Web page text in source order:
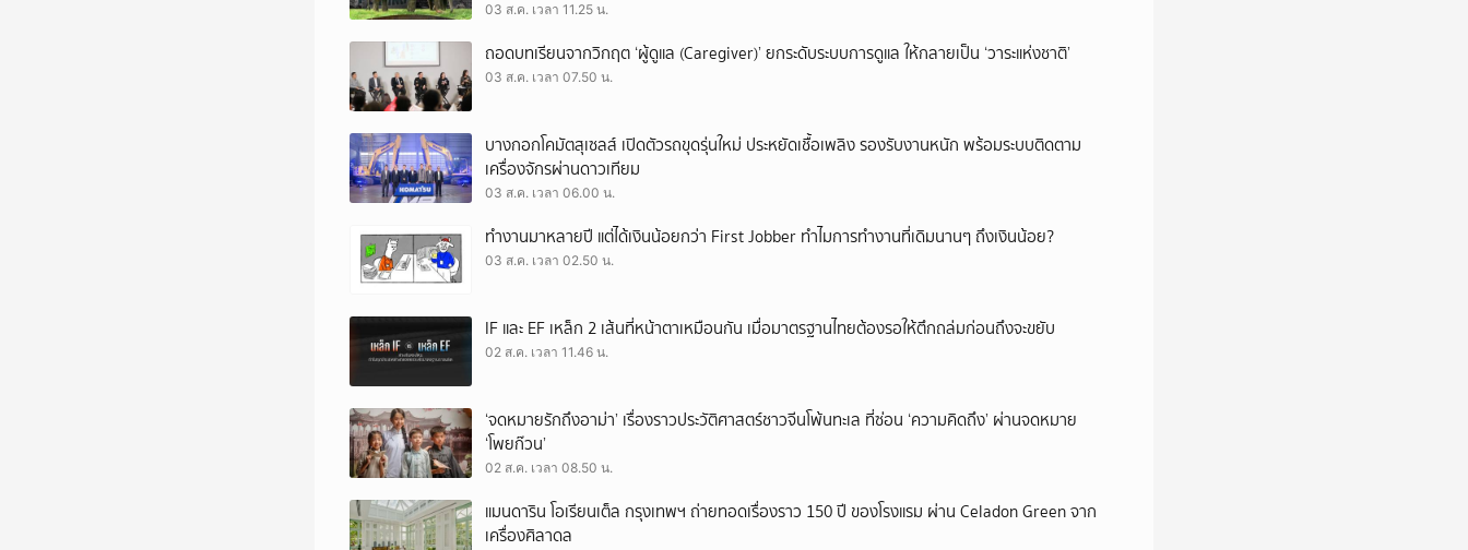
03 ส.ค. เวลา 11.25 น.
ถอดบทเรียนจากวิกฤต ‘ผู้ดูแล (Caregiver)’ ยกระดับระบบการดูแล ให้กลายเป็น ‘วาระแห่งชาติ’
03 ส.ค. เวลา 07.50 น.
บางกอกโคมัตสุเซลส์ เปิดตัวรถขุดรุ่นใหม่ ประหยัดเชื้อเพลิง รองรับงานหนัก พร้อมระบบติดตาม
เครื่องจักรผ่านดาวเทียม
03 ส.ค. เวลา 06.00 น.
ทำงานมาหลายปี แต่ได้เงินน้อยกว่า First Jobber ทำไมการทำงานที่เดิมนานๆ ถึงเงินน้อย?
03 ส.ค. เวลา 02.50 น.
IF และ EF เหล็ก 2 เส้นที่หน้าตาเหมือนกัน เมื่อมาตรฐานไทยต้องรอให้ตึกถล่มก่อนถึงจะขยับ
02 ส.ค. เวลา 11.46 น.
‘จดหมายรักถึงอาม่า’ เรื่องราวประวัติศาสตร์ชาวจีนโพ้นทะเล ที่ซ่อน ‘ความคิดถึง’ ผ่านจดหมาย
‘โพยก๊วน’
02 ส.ค. เวลา 08.50 น.
แมนดาริน โอเรียนเต็ล กรุงเทพฯ ถ่ายทอดเรื่องราว 150 ปี ของโรงแรม ผ่าน Celadon Green จาก
เครื่องศิลาดล